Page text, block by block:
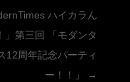
ハイカラん
」第三回 「モダンタ
12周年記念パーティ
ー！！」
→